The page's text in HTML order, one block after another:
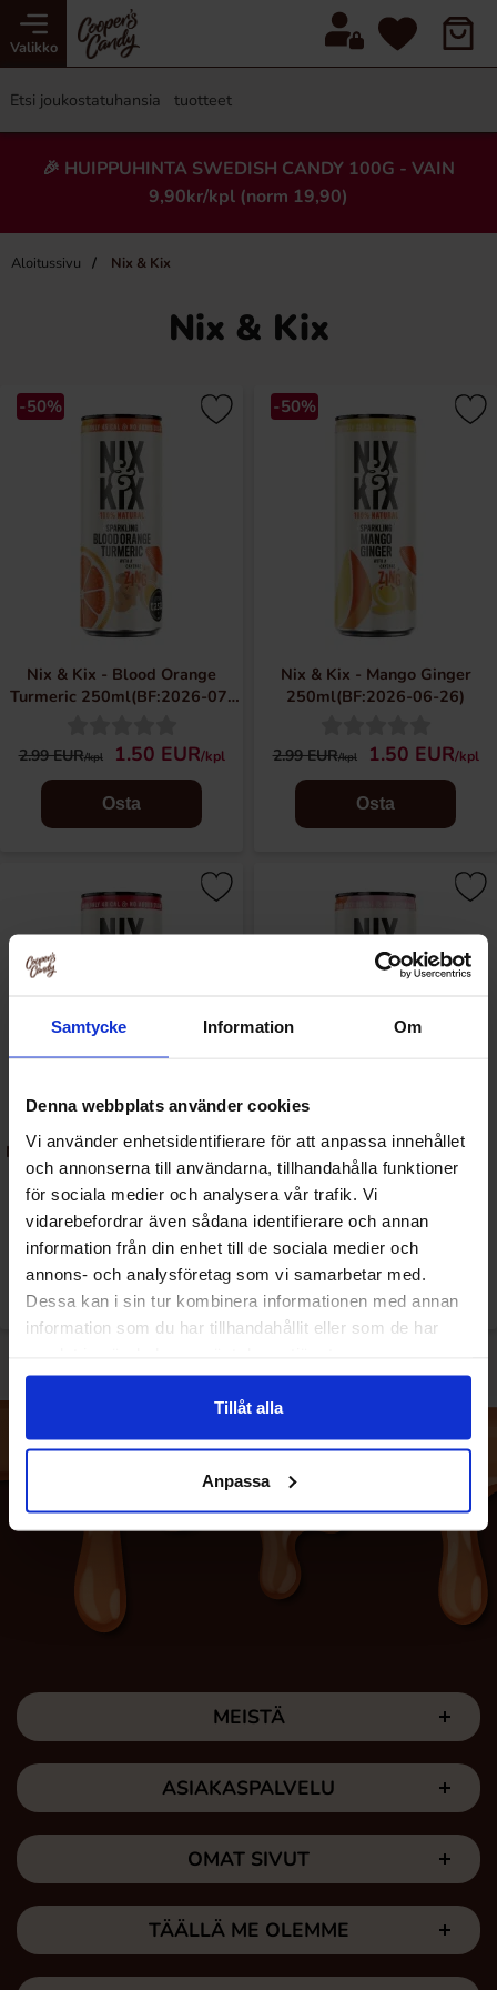
Samtycke Information Om
Denna webbplats använder cookies
Vi använder enhetsidentifierare för att anpassa innehållet
och annonserna till användarna, tillhandahålla funktioner
för sociala medier och analysera vår trafik. Vi
vidarebefordrar även sådana identifierare och annan
information från din enhet till de sociala medier och
annons- och analysföretag som vi samarbetar med.
Dessa kan i sin tur kombinera informationen med annan
information som du har tillhandahållit eller som de har
Tillåt alla
Anpassa
Valikko
🎉 HUIPPUHINTA SWEDISH CANDY 100G - VAIN
9,90kr/kpl (norm 19,90)
Aloitussivu Nix & Kix
Nix & Kix
-50%
Nix & Kix - Blood Orange
Turmeric 250ml(BF:2026-07-
2.99 EUR/kpl 1.50 EUR/kpl
Osta
-50%
Nix & Kix - Mango Ginger
250ml(BF:2026-06-26)
2.99 EUR/kpl 1.50 EUR/kpl
Osta
Nix & Kix - Raspberry Rhubarb
250ml
2.99 EUR/kpl
Katso
Nix & Kix - Watermleon
Hibiscus 250ml
2.99 EUR/kpl
Katso
MEISTÄ
ASIAKASPALVELU
OMAT SIVUT
TÄÄLLÄ ME OLEMME